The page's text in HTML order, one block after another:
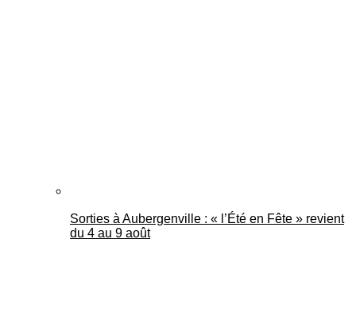
Sorties à Aubergenville : « l’Été en Fête » revient
du 4 au 9 août